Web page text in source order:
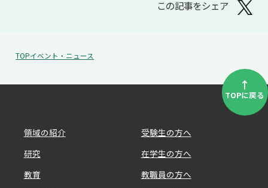
この記事をシェア
TOPイベント・ニュース
↑
TOPに戻る
領域の紹介
研究
教育
受験生の方へ
在学生の方へ
教職員の方へ